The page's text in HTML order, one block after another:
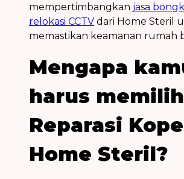
mempertimbangkan jasa
relokasi CCTV dari Home Steril
memastikan keamanan rumah
Mengapa
harus
Reparasi
Home Steril?